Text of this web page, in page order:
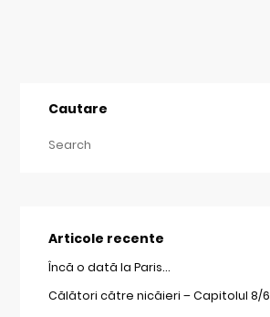
Cautare
Articole recente
Încă o dată la Paris…
Călători către nicăieri – Capitolul 8/6